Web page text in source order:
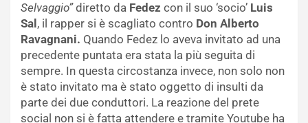
Selvaggio”diretto da Fedez con il suo ‘socio’ Luis
Sal , il rapper si è scagliato contro Don Alberto
Ravagnani. Quando Fedez lo aveva invitato ad una
precedente puntata era stata la più seguita di
sempre. In questa circostanza invece, non solo non
è stato invitato ma è stato oggetto di insulti da
parte dei due conduttori. La reazione del prete
social non si è fatta attendere e tramite Youtube ha